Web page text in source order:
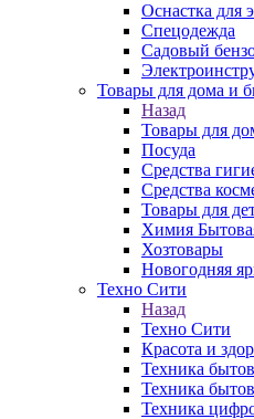
Оснастка для
Спецодежда
Садовый
Товары для дома и
Назад
Товары для
Посуда
Средства
Средства
Товары для
Химия
Хозтовары
Новогодняя
Техно Сити
Назад
Техно Сити
Красота и
Техника
Техника
Техника